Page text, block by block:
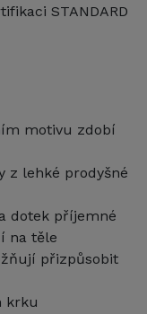
STANDARD
motivu zdobí
z lehké prodyšné
dotek příjemné
na těle
přizpůsobit
krku